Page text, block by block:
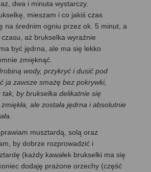
dwa i minuta wystarczy.
mieszam i co jakiś czas
na średnim ogniu przez ok. 5 minut, a
aż brukselka wyraźnie
być jędrna, ale ma się lekko
zmięknąć.
wody, przykryć i dusić pod
ja zawsze smażę bez pokrywki,
tak, by brukselka delikatnie się
ale została jędrna i absolutnie
musztardą, solą oraz
by dobrze rozprowadzić i
(każdy kawałek brukselki ma się
dodaję prażone orzechy (część